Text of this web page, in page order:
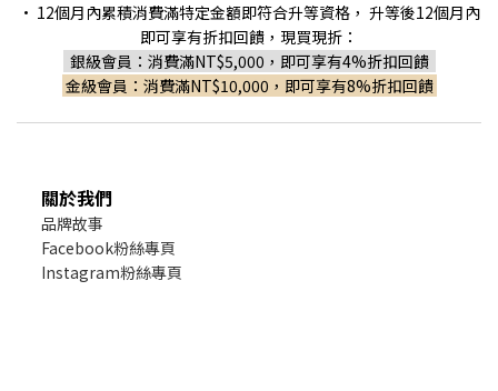
• 12個月內累積消費滿特定金額即符合升等資格， 升等後12個月內
即可享有折扣回饋，現買現折：
銀級會員：消費滿NT$5,000，即可享有4%折扣回饋
金級會員：消費滿NT$10,000，即可享有8%折扣回饋
關於我們
品牌故事
Facebook粉絲專頁
Instagram粉絲專頁